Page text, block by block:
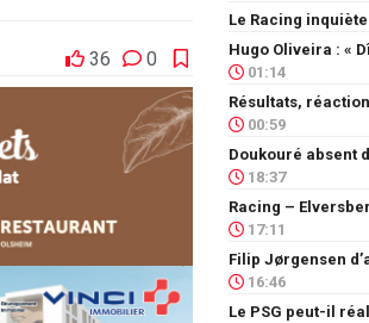
36 0
Le Racing inquiète
01:14
00:59
18:37
Racing –
17:11
16:46